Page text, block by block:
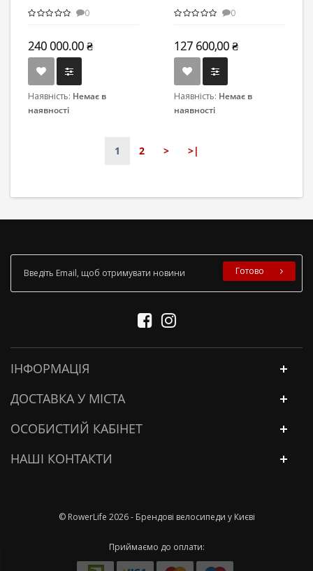
0
240 000.00 ₴
Наявність: Немає в
наявності
0
127 600,00 ₴
Наявність: Немає в
наявності
1 2 > >|
Готово
ІНФОРМАЦІЯ
ДОСТАВКА У МІСТА
ОСОБИСТИЙ КАБІНЕТ
НАШІ КОНТАКТИ
© RowerLife 2026 - Брендові велосипеди у Києві
Приймаємо до оплати: